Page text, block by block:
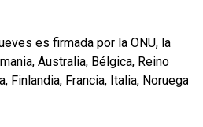
es firmada por la ONU, la
Australia, Bélgica, Reino
Finlandia, Francia, Italia, Noruega,